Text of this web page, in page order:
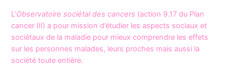
L’Observatoire sociétal des cancers (action 9.17 du Plan
cancer III) a pour mission d’étudier les aspects sociaux et
sociétaux de la maladie pour mieux comprendre les effets
sur les personnes malades, leurs proches mais aussi la
société toute entière.